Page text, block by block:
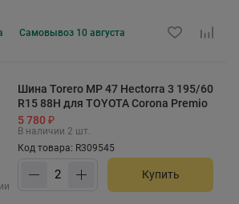
Самовывоз 10 августа
Шина Torero MP 47 Hectorra 3 195/60
R15 88H для TOYOTA Corona Premio
5 780 ₽
В наличии 2 шт.
Код товара: R309545
Купить